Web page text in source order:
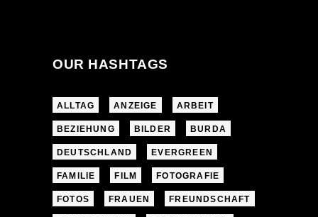
OUR HASHTAGS
ALLTAG ANZEIGE ARBEIT
BEZIEHUNG BILDER BURDA
DEUTSCHLAND EVERGREEN
FAMILIE FILM FOTOGRAFIE
FOTOS FRAUEN FREUNDSCHAFT